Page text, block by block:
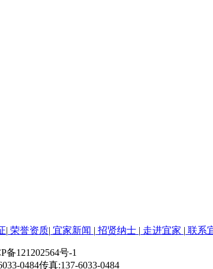
| 荣誉资质| 宜家新闻 | 招贤纳士 | 走进宜家 | 联系
备121202564号-1
0484传真:137-6033-0484